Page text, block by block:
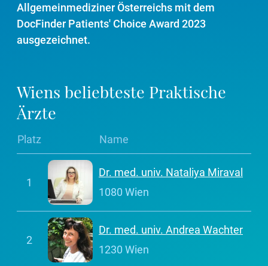
Allgemeinmediziner Österreichs mit dem
DocFinder Patients' Choice Award 2023
ausgezeichnet.
Wiens beliebteste Praktische
Ärzte
Platz Name
1
Dr. med. univ. Nataliya Miraval
1080 Wien
2
Dr. med. univ. Andrea Wachter
1230 Wien